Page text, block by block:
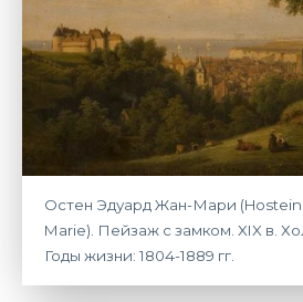
Остен Эдуард Жан-Мари (Hostein
Marie). Пейзаж с замком. XIX в.
Годы жизни: 1804-1889 гг.